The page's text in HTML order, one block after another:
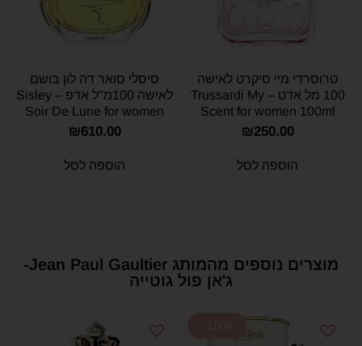
טרוסרדי מיי סיקרט לאישה
100 מל אדט – Trussardi My
Scent for women 100ml
E.D.T
₪250.00
הוספה לסל
סיסלי סואר דה לון בושם
לאישה 100מ"ל אדפ – Sisley
Soir De Lune for women
100ml E.D.P
₪610.00
הוספה לסל
מוצרים נוספים מהמותג Jean Paul Gaultier-
ג'אן פול גוטייה